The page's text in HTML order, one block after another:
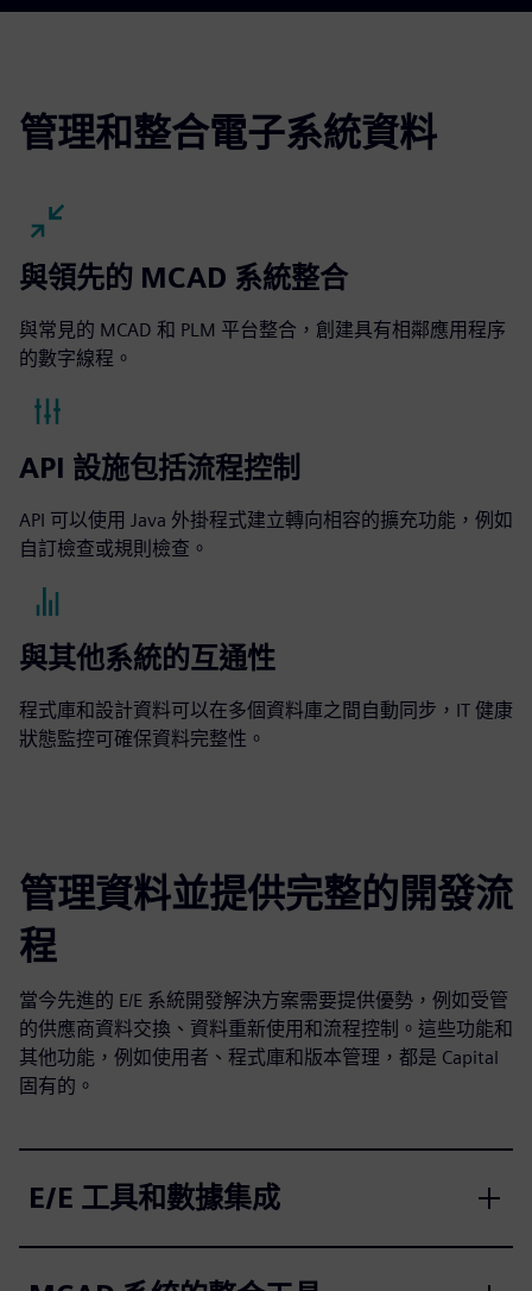
管理和整合電子系統資料
與領先的 MCAD 系統整合
與常見的 MCAD 和 PLM 平台整合，創建具有相鄰應用程序
的數字線程。
API 設施包括流程控制
API 可以使用 Java 外掛程式建立轉向相容的擴充功能，例如
自訂檢查或規則檢查。
與其他系統的互通性
程式庫和設計資料可以在多個資料庫之間自動同步，IT 健康
狀態監控可確保資料完整性。
管理資料並提供完整的開發流
程
當今先進的 E/E 系統開發解決方案需要提供優勢，例如受管
的供應商資料交換、資料重新使用和流程控制。這些功能和
其他功能，例如使用者、程式庫和版本管理，都是 Capital
固有的。
E/E 工具和數據集成